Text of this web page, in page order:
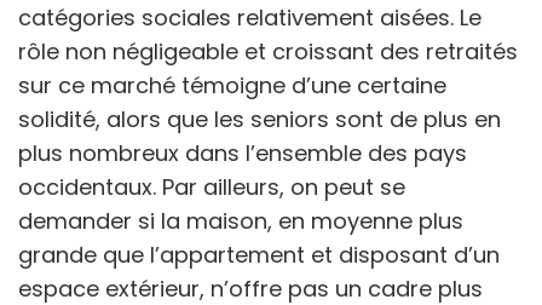
catégories sociales relativement aisées. Le
rôle non négligeable et croissant des retraités
sur ce marché témoigne d’une certaine
solidité, alors que les seniors sont de plus en
plus nombreux dans l’ensemble des pays
occidentaux. Par ailleurs, on peut se
demander si la maison, en moyenne plus
grande que l’appartement et disposant d’un
espace extérieur, n’offre pas un cadre plus